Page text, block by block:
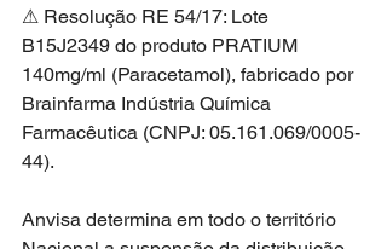
⚠ Resolução RE 54/17: Lote
B15J2349 do produto PRATIUM
140mg/ml (Paracetamol), fabricado por
Brainfarma Indústria Química
Farmacêutica (CNPJ: 05.161.069/0005-
44).
Anvisa determina em todo o território